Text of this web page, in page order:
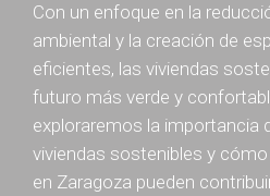
Con un enfoque en la
ambiental y la creación de
eficientes, las viviendas
futuro más verde y
exploraremos la importancia
viviendas sostenibles y
en Zaragoza pueden